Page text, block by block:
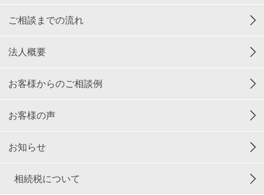
ご相談までの流れ
法人概要
お客様からのご相談例
お客様の声
お知らせ
相続税について